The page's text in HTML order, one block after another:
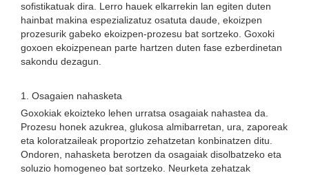
sofistikatuak dira. Lerro hauek elkarrekin lan egiten duten
hainbat makina espezializatuz osatuta daude, ekoizpen
prozesurik gabeko ekoizpen-prozesu bat sortzeko. Goxoki
goxoen ekoizpenean parte hartzen duten fase ezberdinetan
sakondu dezagun.
1. Osagaien nahasketa
Goxokiak ekoizteko lehen urratsa osagaiak nahastea da.
Prozesu honek azukrea, glukosa almibarretan, ura, zaporeak
eta koloratzaileak proportzio zehatzetan konbinatzen ditu.
Ondoren, nahasketa berotzen da osagaiak disolbatzeko eta
soluzio homogeneo bat sortzeko. Neurketa zehatzak